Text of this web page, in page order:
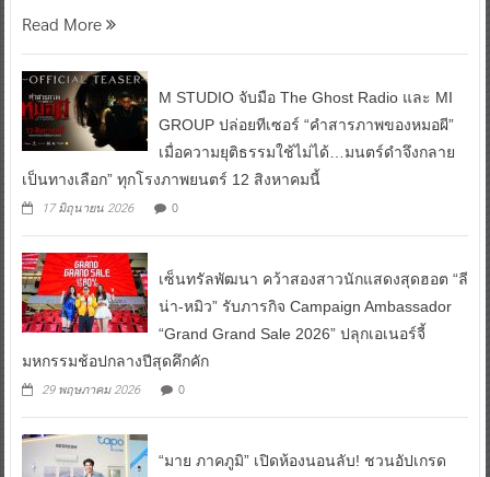
Read More
M STUDIO จับมือ The Ghost Radio และ MI
GROUP ปล่อยทีเซอร์ “คำสารภาพของหมอผี”
เมื่อความยุติธรรมใช้ไม่ได้…มนตร์ดำจึงกลาย
เป็นทางเลือก” ทุกโรงภาพยนตร์ 12 สิงหาคมนี้
17 มิถุนายน 2026 0
เซ็นทรัลพัฒนา คว้าสองสาวนักแสดงสุดฮอต “ลี
น่า-หมิว” รับภารกิจ Campaign Ambassador
“Grand Grand Sale 2026” ปลุกเอเนอร์จี้
มหกรรมช้อปกลางปีสุดคึกคัก
29 พฤษภาคม 2026 0
“มาย ภาคภูมิ” เปิดห้องนอนลับ! ชวนอัปเกรด